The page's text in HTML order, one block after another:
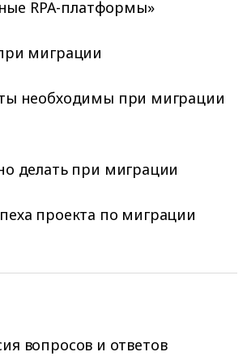
RPA-платформы»
миграции
необходимы при миграции
делать при миграции
проекта по миграции
вопросов и ответов